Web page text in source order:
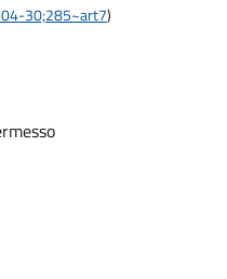
30;285~art7)